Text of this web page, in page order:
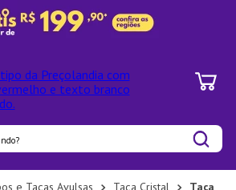
e Taças Avulsas Taça Cristal
Taça